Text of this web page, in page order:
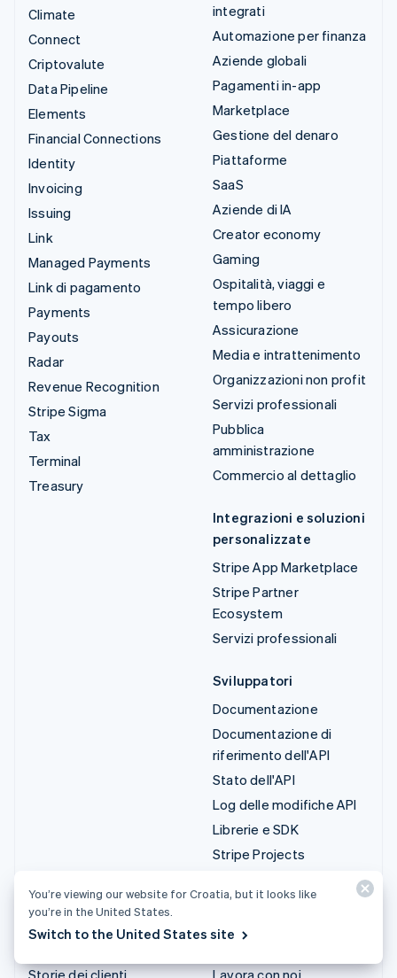
Climate
Connect
Criptovalute
Data Pipeline
Elements
Financial Connections
Identity
Invoicing
Issuing
Link
Managed Payments
Link di pagamento
Payments
Payouts
Radar
Revenue Recognition
Stripe Sigma
Tax
Terminal
Treasury
integrati
Automazione per finanza
Aziende globali
Pagamenti in-app
Marketplace
Gestione del denaro
Piattaforme
SaaS
Aziende di IA
Creator economy
Gaming
Ospitalità, viaggi e
tempo libero
Assicurazione
Media e intrattenimento
Organizzazioni non profit
Servizi professionali
Pubblica
amministrazione
Commercio al dettaglio
Integrazioni e soluzioni
personalizzate
Stripe App Marketplace
Stripe Partner
Ecosystem
Servizi professionali
Sviluppatori
Documentazione
Documentazione di
riferimento dell'API
Stato dell'API
Log delle modifiche API
Librerie e SDK
Stripe Projects
Risorse
Storie dei clienti
Lavora con noi
You’re viewing our website for Croatia, but it looks like
you’re in the United States.
Switch to the United States site